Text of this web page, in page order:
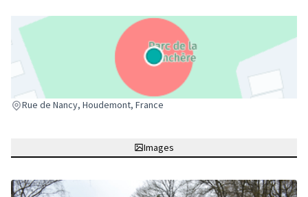
Rue de Nancy, Houdemont, France
(Lien externe)
Images